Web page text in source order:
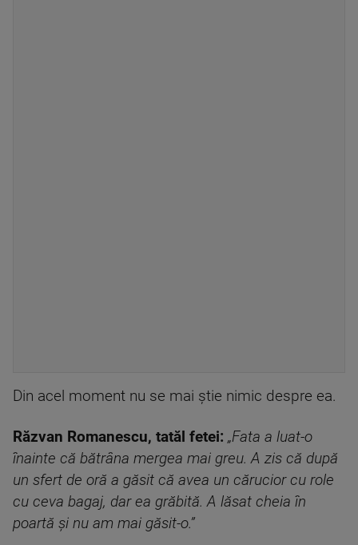
Din acel moment nu se mai știe nimic despre ea.
Răzvan Romanescu, tatăl fetei: „Fata a luat-o
înainte că bătrâna mergea mai greu. A zis că după
un sfert de oră a găsit că avea un cărucior cu role
cu ceva bagaj, dar ea grăbită. A lăsat cheia în
poartă și nu am mai găsit-o.”